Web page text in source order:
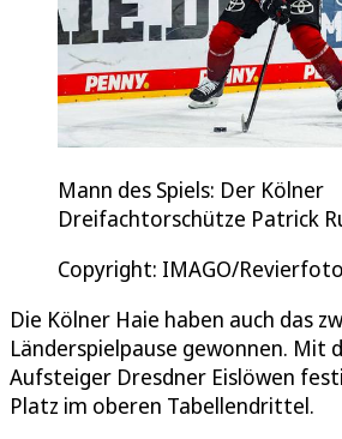
Mann des Spiels: Der Kölner
Dreifachtorschütze Patrick
Copyright: IMAGO/Revierfoto
Die Kölner Haie haben auch das
Länderspielpause gewonnen. Mit
Aufsteiger Dresdner Eislöwen
Platz im oberen Tabellendrittel.